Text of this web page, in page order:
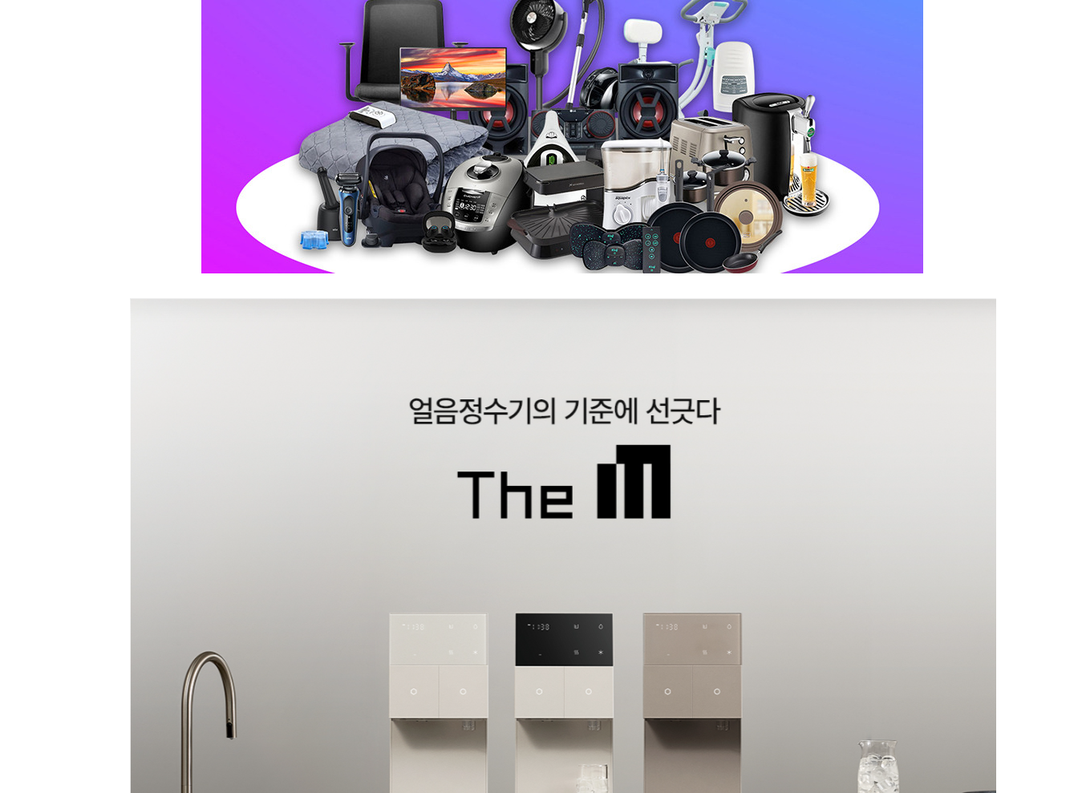
BD-35D62 | 16,900
BD-35D72 | 18,900
| 8,900
| 21,900
WI-60C9600M | 43,900
WI-36C90620N | 40,900
WP-60C80010M | 43,900 WI-60C8600M | 44,900
WI-60C9600CM | 52,900 WI-55S8500M | 41,900